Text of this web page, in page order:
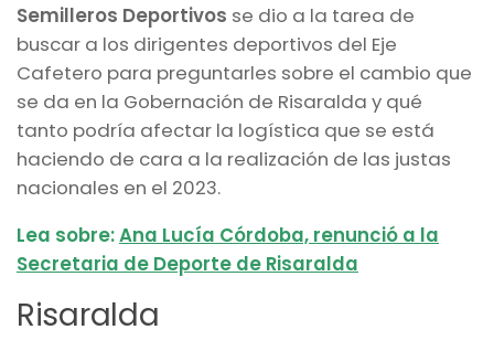
Semilleros Deportivos se dio a la tarea de
buscar a los dirigentes deportivos del Eje
Cafetero para preguntarles sobre el cambio que
se da en la Gobernación de Risaralda y qué
tanto podría afectar la logística que se está
haciendo de cara a la realización de las justas
nacionales en el 2023.
Lea sobre:Ana Lucía Córdoba, renunció a la
Secretaria de Deporte de Risaralda
Risaralda